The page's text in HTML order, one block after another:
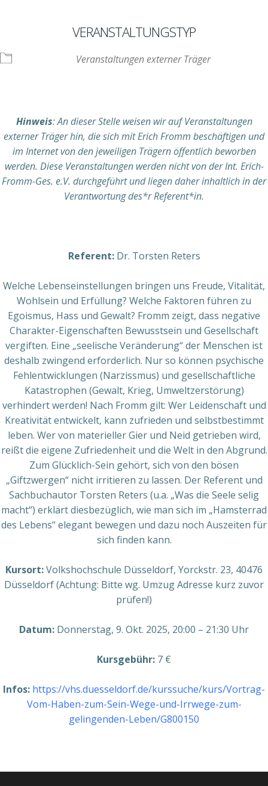
VERANSTALTUNGSTYP
Veranstaltungen externer Träger
Hinweis: An dieser Stelle weisen wir auf Veranstaltungen
externer Träger hin, die sich mit Erich Fromm beschäftigen und
im Internet von den jeweiligen Trägern öffentlich beworben
werden. Diese Veranstaltungen werden nicht von der Int. Erich-
Fromm-Ges. e.V. durchgeführt und liegen daher inhaltlich in der
Verantwortung des*r Referent*in.
Referent:Dr. Torsten Reters
Welche Lebenseinstellungen bringen uns Freude, Vitalität,
Wohlsein und Erfüllung? Welche Faktoren führen zu
Egoismus, Hass und Gewalt? Fromm zeigt, dass negative
Charakter-Eigenschaften Bewusstsein und Gesellschaft
vergiften. Eine „seelische Veränderung“ der Menschen ist
deshalb zwingend erforderlich. Nur so können psychische
Fehlentwicklungen (Narzissmus) und gesellschaftliche
Katastrophen (Gewalt, Krieg, Umweltzerstörung)
verhindert werden! Nach Fromm gilt: Wer Leidenschaft und
Kreativität entwickelt, kann zufrieden und selbstbestimmt
leben. Wer von materieller Gier und Neid getrieben wird,
reißt die eigene Zufriedenheit und die Welt in den Abgrund.
Zum Glücklich-Sein gehört, sich von den bösen
„Giftzwergen“ nicht irritieren zu lassen. Der Referent und
Sachbuchautor Torsten Reters (u.a. „Was die Seele selig
macht“) erklärt diesbezüglich, wie man sich im „Hamsterrad
des Lebens“ elegant bewegen und dazu noch Auszeiten für
sich finden kann.
Kursort:Volkshochschule Düsseldorf, Yorckstr. 23, 40476
Düsseldorf (Achtung: Bitte wg. Umzug Adresse kurz zuvor
prüfen!)
Datum: Donnerstag, 9. Okt. 2025, 20:00 – 21:30 Uhr
Kursgebühr: 7 €
Infos: https://vhs.duesseldorf.de/kurssuche/kurs/Vortrag-
Vom-Haben-zum-Sein-Wege-und-Irrwege-zum-
gelingenden-Leben/G800150